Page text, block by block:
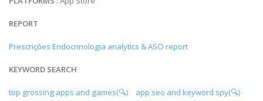
REPORT
Prescrições Endocrinologia analytics & ASO report
KEYWORD SEARCH
top grossing apps and games(🔍)
app seo and keyword spy(🔍)